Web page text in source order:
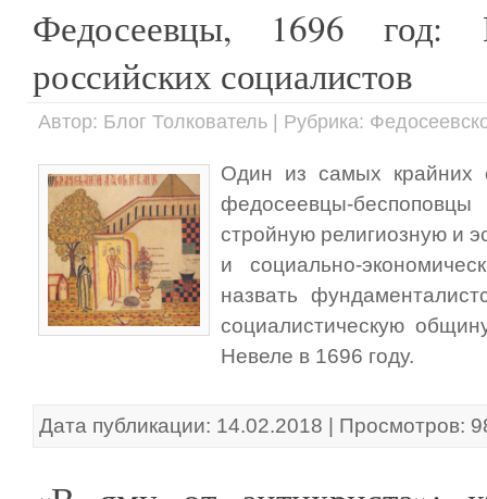
Федосеевцы, 1696 год:
российских социалистов
Автор: Блог Толкователь | Рубрика:
Один из самых крайних
федосеевцы-
стройную религиозную и
и социально-
назвать
социалистическую
Невеле в 1696 году.
Дата публикации: 14.02.2018 | Просмотров: